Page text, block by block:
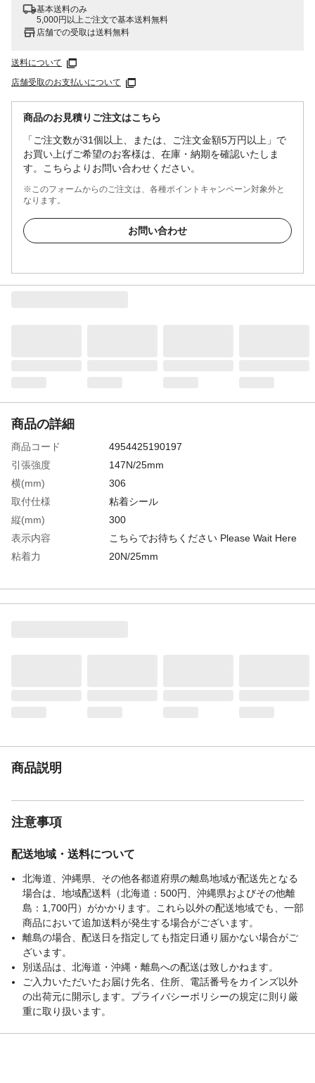
基本送料のみ
5,000円以上ご注文で基本送料無料
店舗での受取は送料無料
送料について
店舗受取のお支払いについて
商品のお見積りご注文はこちら
「ご注文数が31個以上、または、ご注文金額5万円以上」で
お買い上げご希望のお客様は、在庫・納期を確認いたしま
す。こちらよりお問い合わせください。
※このフォームからのご注文は、各種ポイントキャンペーン対象外と
なります。
お問い合わせ
商品の詳細
商品コード
4954425190197
引張強度
147N/25mm
横(mm)
306
取付仕様
粘着シール
縦(mm)
300
表示内容
こちらでお待ちください Please Wait Here
粘着力
20N/25mm
重さ
200.000G
商品説明
注意事項
配送地域・送料について
北海道、沖縄県、その他各都道府県の離島地域が配送先となる
場合は、地域配送料（北海道：500円、沖縄県およびその他離
島：1,700円）がかかります。これら以外の配送地域でも、一部
商品において追加送料が発生する場合がございます。
離島の場合、配送日を指定しても指定日通り届かない場合がご
ざいます。
別送品は、北海道・沖縄・離島への配送は致しかねます。
ご入力いただいたお届け先名、住所、電話番号をカインズ以外
の出荷元に開示します。プライバシーポリシーの規定に則り厳
重に取り扱います。